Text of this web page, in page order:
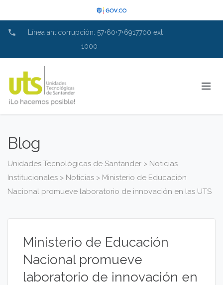
phone
Línea anticorrupción: 57+60+7+6917700 ext
1000
Blog
Unidades Tecnológicas de Santander > Noticias
Institucionales > Noticias > Ministerio de Educación
Nacional promueve laboratorio de innovación en las UTS
Ministerio de Educación
Nacional promueve
laboratorio de innovación en